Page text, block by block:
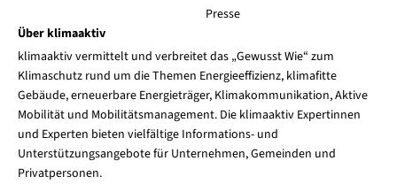
Presse
Über klimaaktiv
klimaaktiv vermittelt und verbreitet das „Gewusst Wie“ zum
Klimaschutz rund um die Themen Energieeffizienz, klimafitte
Gebäude, erneuerbare Energieträger, Klimakommunikation, Aktive
Mobilität und Mobilitätsmanagement. Die klimaaktiv Expertinnen
und Experten bieten vielfältige Informations- und
Unterstützungsangebote für Unternehmen, Gemeinden und
Privatpersonen.